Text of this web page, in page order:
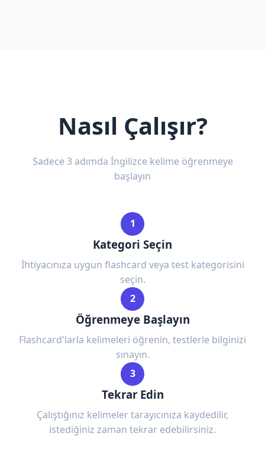
Nasıl Çalışır?
Sadece 3 adımda İngilizce kelime öğrenmeye
başlayın
1
Kategori Seçin
İhtiyacınıza uygun flashcard veya test kategorisini
seçin.
2
Öğrenmeye Başlayın
Flashcard'larla kelimeleri öğrenin, testlerle bilginizi
sınayın.
3
Tekrar Edin
Çalıştığınız kelimeler tarayıcınıza kaydedilir,
istediğiniz zaman tekrar edebilirsiniz.